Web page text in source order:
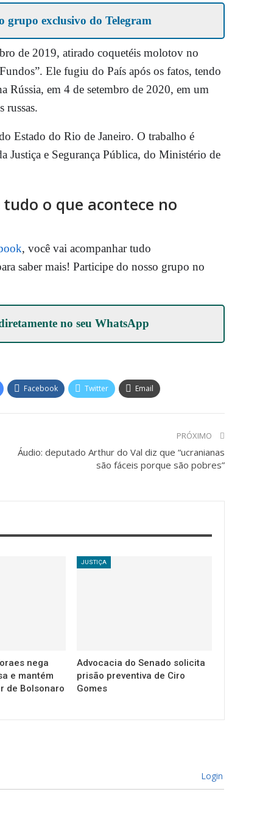
grupo exclusivo do Telegram
de 2019, atirado coquetéis molotov no
Ele fugiu do País após os fatos, tendo
Rússia, em 4 de setembro de 2020, em um
russas.
Estado do Rio de Janeiro. O trabalho é
Justiça e Segurança Pública, do Ministério de
o que acontece no
, você vai acompanhar tudo
saber mais! Participe do nosso grupo no
no seuWhatsApp
Facebook Twitter Email
PRÓXIMO
Áudio: deputado Arthur do Val diz que “ucranianas
são fáceis porque são pobres”
nega
e mantém
de Bolsonaro
JUSTIÇA
Advocacia do Senado solicita
prisão preventiva de Ciro
Gomes
Login